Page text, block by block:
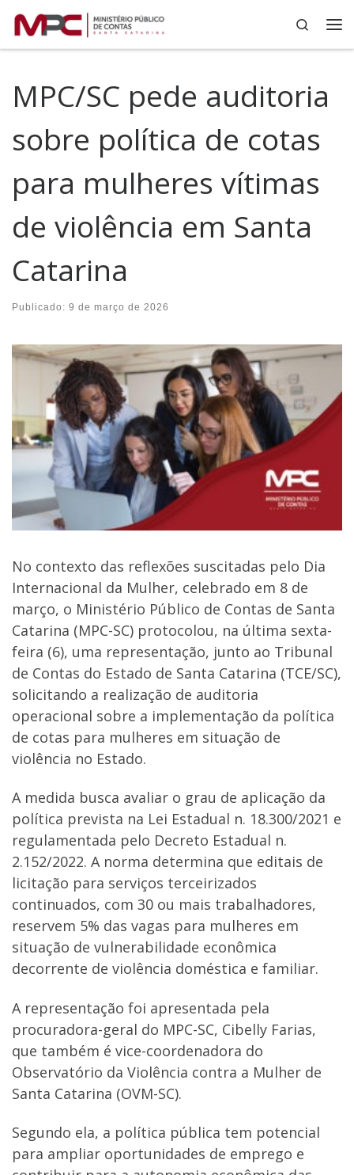
Skip to content
Search
MPC/SC pede auditoria
sobre política de cotas
para mulheres vítimas
de violência em Santa
Catarina
Publicado: 9 de março de 2026
No contexto das reflexões suscitadas pelo Dia
Internacional da Mulher, celebrado em 8 de
março, o Ministério Público de Contas de Santa
Catarina (MPC-SC) protocolou, na última sexta-
feira (6), uma representação, junto ao Tribunal
de Contas do Estado de Santa Catarina (TCE/SC),
solicitando a realização de auditoria
operacional sobre a implementação da política
de cotas para mulheres em situação de
violência no Estado.
A medida busca avaliar o grau de aplicação da
política prevista na Lei Estadual n. 18.300/2021 e
regulamentada pelo Decreto Estadual n.
2.152/2022. A norma determina que editais de
licitação para serviços terceirizados
continuados, com 30 ou mais trabalhadores,
reservem 5% das vagas para mulheres em
situação de vulnerabilidade econômica
decorrente de violência doméstica e familiar.
A representação foi apresentada pela
procuradora-geral do MPC-SC, Cibelly Farias,
que também é vice-coordenadora do
Observatório da Violência contra a Mulher de
Santa Catarina (OVM-SC).
Segundo ela, a política pública tem potencial
para ampliar oportunidades de emprego e